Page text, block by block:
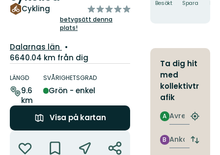
Cykling
av
5
betygsätt denna
plats!
Län:
Dalarnas län
6640.04 km från dig
om
leden
LÄNGD
9.6
km
SVÅRIGHETSGRAD
Grön - enkel
Visa på kartan
Besökt Spara
Ta dig hit
med
kollektivtr
afik
Avresa
A
Hitta
Ankomst
B
Byt